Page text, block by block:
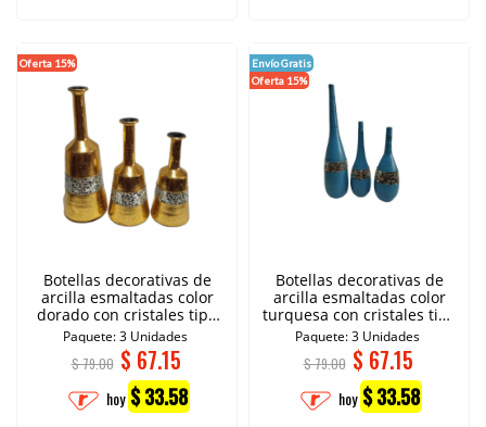
Oferta 15%
Botellas decorativas de
arcilla esmaltadas color
dorado con cristales tipo
espejo.
Paquete: 3 Unidades
$ 79.00 $ 67.15
hoy $ 33.58
Envío Gratis
Oferta 15%
Botellas decorativas de
arcilla esmaltadas color
turquesa con cristales tipo
espejo.
Paquete: 3 Unidades
$ 79.00 $ 67.15
hoy $ 33.58